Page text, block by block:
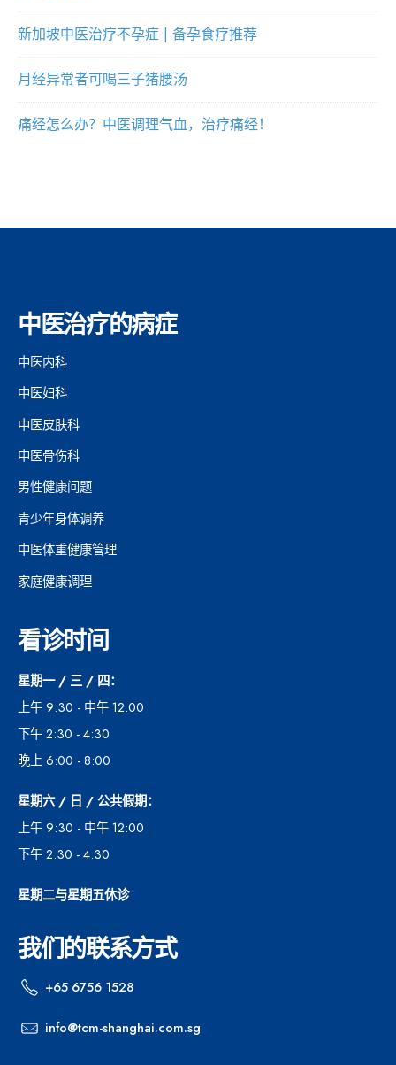
新加坡中医治疗不孕症 | 备孕食疗推荐
月经异常者可喝三子猪腰汤
痛经怎么办？中医调理气血，治疗痛经！
中医治疗的病症
中医内科
中医妇科
中医皮肤科
中医骨伤科
男性健康问题
青少年身体调养
中医体重健康管理
家庭健康调理
看诊时间
星期一 / 三 / 四：
上午 9:30 - 中午 12:00
下午 2:30 - 4:30
晚上 6:00 - 8:00
星期六 / 日 / 公共假期：
上午 9:30 - 中午 12:00
下午 2:30 - 4:30
星期二与星期五休诊
我们的联系方式
+65 6756 1528
info@tcm-shanghai.com.sg